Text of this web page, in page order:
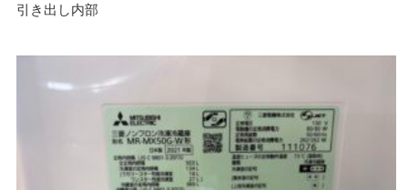
引き出し内部